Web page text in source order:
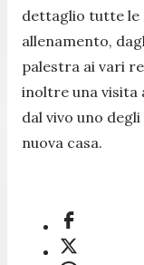
dettaglio tutte
allenamento,
palestra ai vari
inoltre una visita
dal vivo uno
nuova casa.